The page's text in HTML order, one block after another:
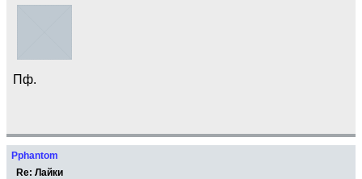
Пф.
Pphantom
Re: Лайки